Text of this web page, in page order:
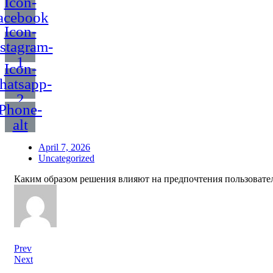
Icon-
1
Icon-
2
alt
April 7, 2026
Uncategorized
Каким образом решения влияют на предпочтения
Prev
Next